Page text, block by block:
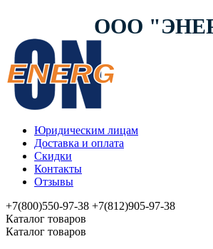
ООО
Юридическим лицам
Доставка и оплата
Скидки
Контакты
Отзывы
+7(800)550-97-38 +7(812)905-97-38
Каталог товаров
Каталог товаров